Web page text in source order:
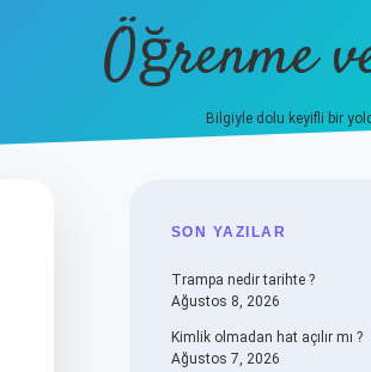
Öğrenme
Bilgiyle dolu keyifli bir
SIDEBAR
SON YAZILAR
Trampa nedir tarihte ?
Ağustos 8, 2026
Kimlik olmadan hat açılır mı ?
Ağustos 7, 2026